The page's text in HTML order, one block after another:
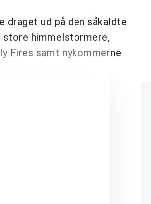
draget ud på den såkaldte
himmelstormere,
Fires samt nykommerne